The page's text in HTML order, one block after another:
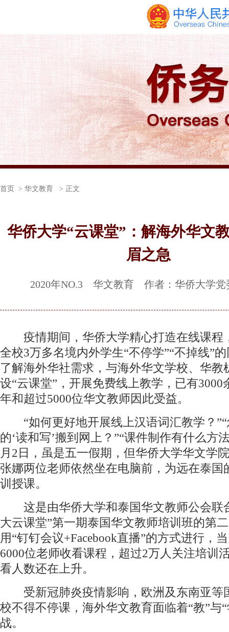
首页 > 华文教育 > 正文
华侨大学“云课堂”：解海外华文
眉之急
2020年NO.3 华文教育 作者：华侨大学党
疫情期间，华侨大学精心打造在线课程
全校3万多名境内外学生“不停学”“不掉线”
了解海外华社需求，与海外华文学校、华教
设“云课堂”，开展免费线上教学，已有3000
年和超过5000位华文教师因此受益。
“如何更好地开展线上汉语词汇教学？”“
的‘读和写’搬到网上？”“课件制作有什么方
月2日，虽是五一假期，但华侨大学华文学
张娜两位老师依然坐在电脑前，为远在泰国
训授课。
这是由华侨大学和泰国华文教师公会联
大云课堂”第一期泰国华文教师培训班的第
用“钉钉会议+Facebook直播”的方式进行，
6000位老师收看课程，超过2万人关注培训
看人数还在上升。
受新冠肺炎疫情影响，欧洲及东南亚等
校不得不停课，海外华文教育面临着“教”与
战。